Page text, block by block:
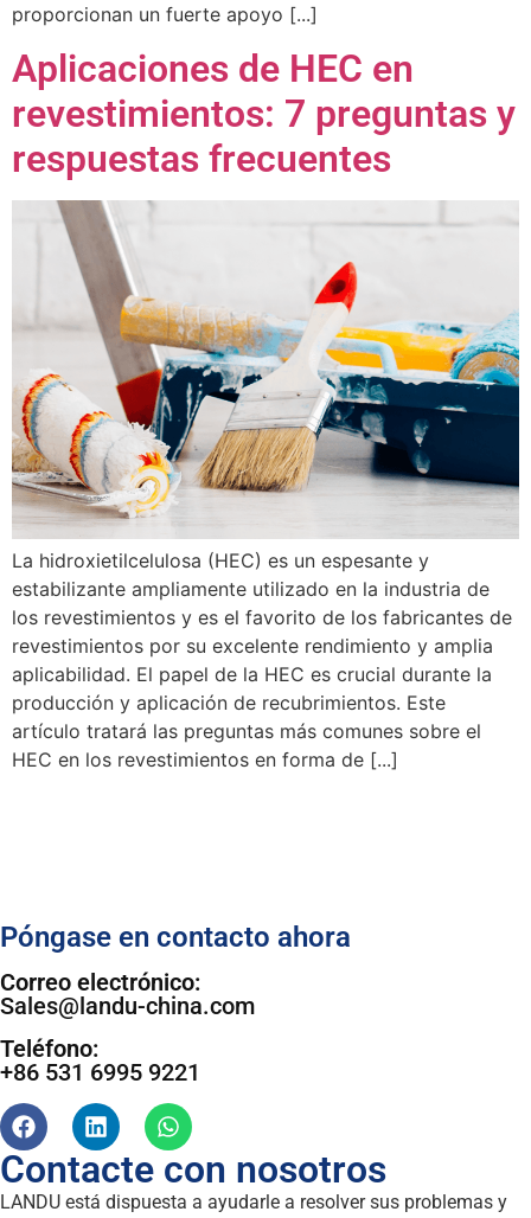
proporcionan un fuerte apoyo [...]
Aplicaciones de HEC en
revestimientos: 7 preguntas y
respuestas frecuentes
La hidroxietilcelulosa (HEC) es un espesante y
estabilizante ampliamente utilizado en la industria de
los revestimientos y es el favorito de los fabricantes de
revestimientos por su excelente rendimiento y amplia
aplicabilidad. El papel de la HEC es crucial durante la
producción y aplicación de recubrimientos. Este
artículo tratará las preguntas más comunes sobre el
HEC en los revestimientos en forma de [...]
Póngase en contacto ahora
Correo electrónico:
Sales@landu-china.com
Teléfono:
+86 531 6995 9221
Contacte con nosotros
LANDU está dispuesta a ayudarle a resolver sus problemas y